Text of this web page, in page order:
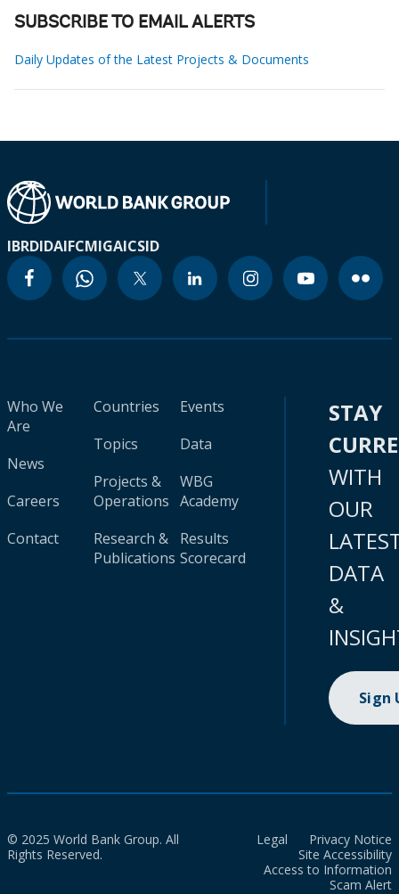
SUBSCRIBE TO EMAIL ALERTS
Daily Updates of the Latest Projects & Documents
IBRDIDAIFCMIGAICSID
Who We
Are
News
Careers
Contact
Countries
Topics
Projects &
Operations
Research &
Publications
Events
Data
WBG
Academy
Results
Scorecard
STAY
WITH
OUR
DATA
&
Sign
© 2025 World Bank Group. All
Rights Reserved.
Legal
Privacy Notice
Site Accessibility
Access to Information
Scam Alert